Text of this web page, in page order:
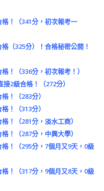
！（341分，初次報考一
（325分）！合格秘密公開！
！（336分，初次報考！）
2級合格！（272分）
！（283分）
！（313分）
！（281分，淡水工商）
！（287分，中興大學）
！（295分，7個月又9天，0級
！（317分，9個月又8天，0級